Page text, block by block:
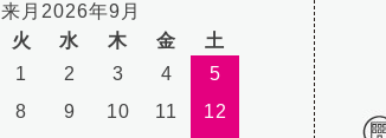
来月2026年9月
火 水 木 金
土
1
2 3 4
5
8 9 10 11
12